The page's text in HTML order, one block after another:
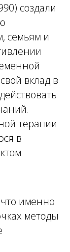
создали
семьям и
вклад в
терапии
в
именно
методы